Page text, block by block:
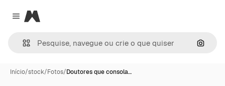
Close menu
Magnific
Início/stock/Fotos/Doutores que consola…